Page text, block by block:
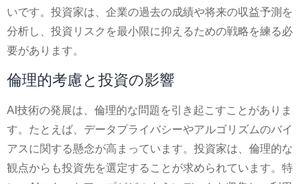
いです。投資家は、企業の過去の成績や将来の収益予測を
分析し、投資リスクを最小限に抑えるための戦略を練る必
要があります。
倫理的考慮と投資の影響
AI技術の発展は、倫理的な問題を引き起こすことがありま
す。たとえば、データプライバシーやアルゴリズムのバイ
アスに関する懸念が高まっています。投資家は、倫理的な
観点からも投資先を選定することが求められています。特